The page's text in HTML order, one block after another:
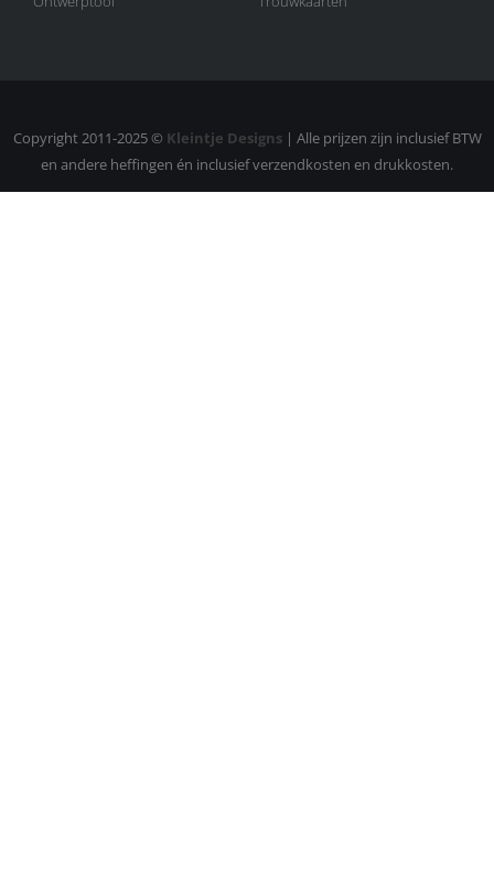
Copyright 2011-2025 © Kleintje Designs| Alle prijzen zijn inclusief BTW
en andere heffingen én inclusief verzendkosten en drukkosten.